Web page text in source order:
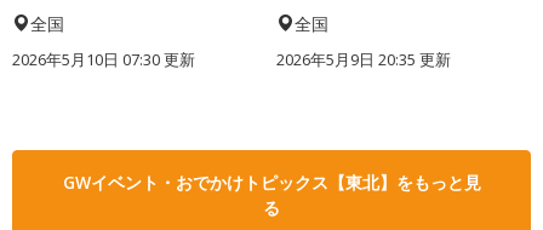
全国
2026年5月10日 07:30 更新
全国
2026年5月9日 20:35 更新
GWイベント・おでかけトピックス【東北】をもっと見
る